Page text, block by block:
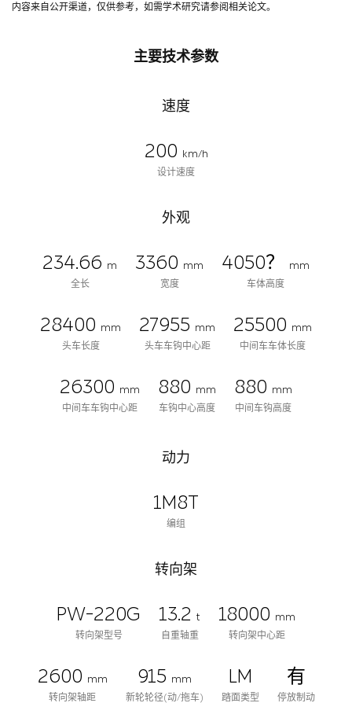
内容来自公开渠道，仅供参考，如需学术研究请参阅相关论文。
主要技术参数
速度
200 km/h
设计速度
外观
234.66 m
全长
3360 mm
宽度
4050？
mm
车体高度
28400 mm
头车长度
27955 mm
头车车钩中心距
25500 mm
中间车车体长度
26300 mm
中间车车钩中心距
880 mm
车钩中心高度
880 mm
中间车钩高度
动力
1M8T
编组
转向架
PW-220G
转向架型号
13.2 t
自重轴重
18000 mm
转向架中心距
2600 mm
转向架轴距
915 mm
新轮轮径(动/拖车)
LM
踏面类型
有
停放制动